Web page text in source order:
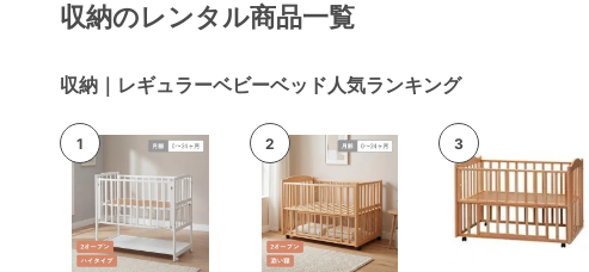
収納のレンタル商品一覧
収納｜レギュラーベビーベッド人気ランキング